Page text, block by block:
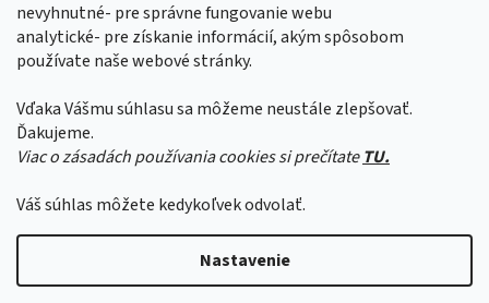
nevyhnutné- pre správne fungovanie webu
analytické- pre získanie informácií, akým spôsobom
používate naše webové stránky.
Vďaka Vášmu súhlasu sa môžeme neustále zlepšovať.
Ďakujeme.
Viac o zásadách používania cookies si prečítateTU.
Váš súhlas môžete kedykoľvek odvolať.
Nastavenie
Z dôvodu čerpania dovoleniek našimi
zamestnancami sa môže čas expedície
objednávok predĺžiť o 1 až 2 pracovné dni.
Ďakujeme za pochopenie.
DOMOVO s.r.o.
Komárňanská 167
947 01 Hurbanovo
IČO: 53967518